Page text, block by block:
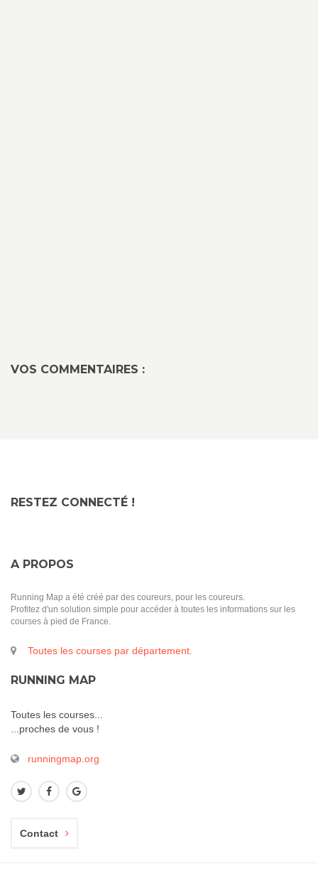
VOS COMMENTAIRES :
RESTEZ CONNECTÉ !
A PROPOS
Running Map a été créé par des coureurs, pour les coureurs.
Profitez d'un solution simple pour accéder à toutes les informations sur les
courses à pied de France.
Toutes les courses par département.
RUNNING MAP
Toutes les courses...
...proches de vous !
runningmap.org
Contact